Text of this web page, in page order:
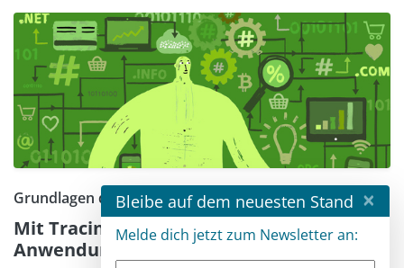
Grundlagen der Observability – Teil 3
Mit Tracing den Ablauf in PHP-
Anwendungen nachverfolgen
Bleibe auf dem neuesten Stand ×
Melde dich jetzt zum Newsletter an: